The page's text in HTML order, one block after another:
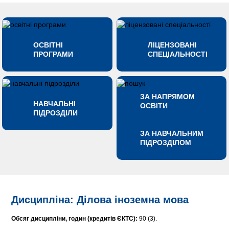
ОСВІТНІ
ПРОГРАМИ
ЛІЦЕНЗОВАНІ
СПЕЦІАЛЬНОСТІ
НАВЧАЛЬНІ
ПІДРОЗДІЛИ
ЗА НАПРЯМОМ
ОСВІТИ
ЗА НАВЧАЛЬНИМ
ПІДРОЗДІЛОМ
Дисципліна: Ділова іноземна мова
Обсяг дисципліни, годин (кредитів ЄКТС):90 (3).